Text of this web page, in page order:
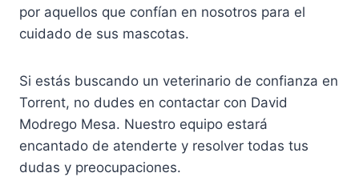
por aquellos que confían en nosotros para el
cuidado de sus mascotas.
Si estás buscando un veterinario de confianza en
Torrent, no dudes en contactar con David
Modrego Mesa. Nuestro equipo estará
encantado de atenderte y resolver todas tus
dudas y preocupaciones.